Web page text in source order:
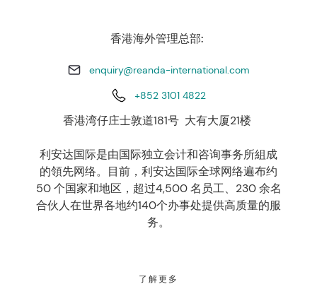
香港海外管理总部:
enquiry@reanda-international.com
+852 3101 4822
香港湾仔庄士敦道181号 大有大厦21楼
利安达国际是由国际独立会计和咨询事务所組成
的領先网络。目前，利安达国际全球网络遍布约
50 个国家和地区，超过4,500 名员工、230 余名
合伙人在世界各地约140个办事处提供高质量的服
务。
了解更多